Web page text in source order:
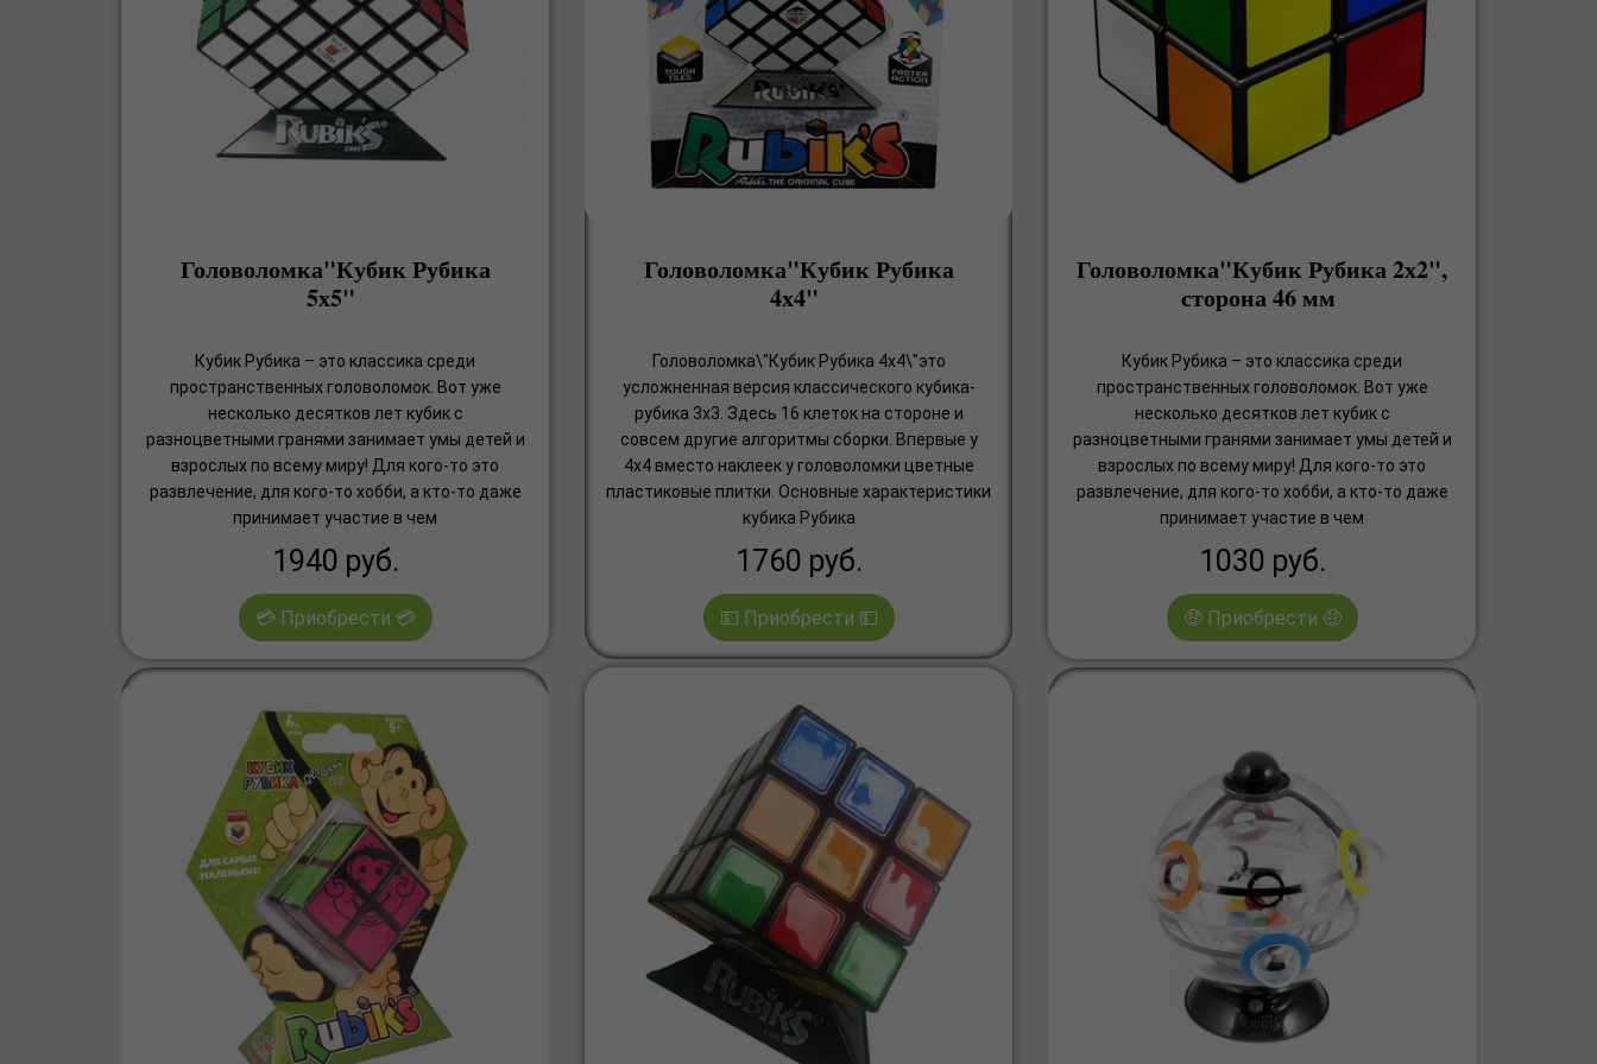
Головоломка"Кубик Рубика
5х5"
Кубик Рубика – это классика среди
пространственных головоломок. Вот уже
несколько десятков лет кубик с
разноцветными гранями занимает умы детей и
взрослых по всему миру! Для кого-то это
развлечение, для кого-то хобби, а кто-то даже
принимает участие в чем
1940 руб.
💳 Приобрести 💳
Головоломка"Кубик Рубика
4х4"
Головоломка\"Кубик Рубика 4х4\"это
усложненная версия классического кубика-
рубика 3х3. Здесь 16 клеток на стороне и
совсем другие алгоритмы сборки. Впервые у
4х4 вместо наклеек у головоломки цветные
пластиковые плитки. Основные характеристики
кубика Рубика
1760 руб.
💵 Приобрести 💵
Головоломка"Кубик Рубика 2х2",
сторона 46 мм
Кубик Рубика – это классика среди
пространственных головоломок. Вот уже
несколько десятков лет кубик с
разноцветными гранями занимает умы детей и
взрослых по всему миру! Для кого-то это
развлечение, для кого-то хобби, а кто-то даже
принимает участие в чем
1030 руб.
🤑 Приобрести 🤑